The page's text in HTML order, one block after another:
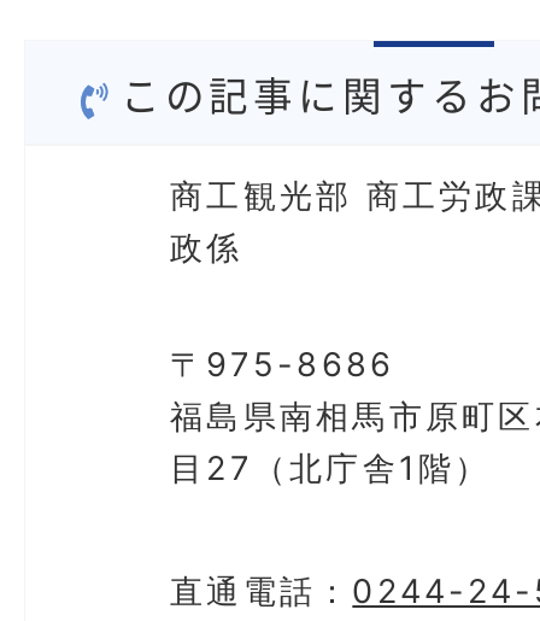
この記事に関するお
商工観光部 商工労政
政係
〒975-8686
福島県南相馬市原町
目27（北庁舎1階）
直通電話： 0244-